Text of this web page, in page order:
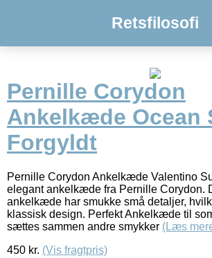
Retsfilosofi
Pernille Corydon
Ankelkæde Ocean
Forgyldt
Pernille Corydon Ankelkæde Valentino
elegant ankelkæde fra Pernille Corydon.
ankelkæde har smukke små detaljer,
klassisk design. Perfekt Ankelkæde til
sættes sammen andre smykker (Læs
450 kr. (Vis fragtpris)